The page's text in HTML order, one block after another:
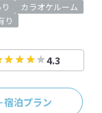
カラオケルーム
り
4.3
宿泊プラン